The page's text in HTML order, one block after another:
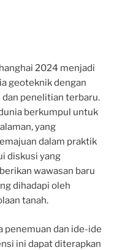
2024 menjadi
geoteknik dengan
penelitian terbaru.
berkumpul untuk
yang
dalam praktik
diskusi yang
wawasan baru
dihadapi oleh
tanah.
penemuan dan ide-ide
ini dapat diterapkan